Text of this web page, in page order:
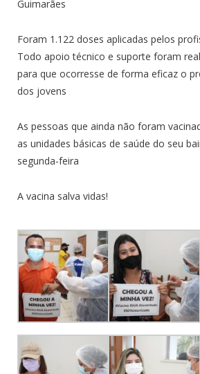
Guimarães
Foram 1.122 doses aplicadas pelos
Todo apoio técnico e suporte foram
para que ocorresse de forma eficaz o
dos jovens
As pessoas que ainda não foram
as unidades básicas de saúde do seu
segunda-feira
A vacina salva vidas!